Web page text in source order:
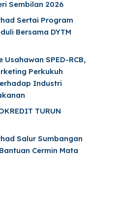
Sembilan 2026
Sertai Program
Bersama DYTM
SPED-RCB,
Perkukuh
Industri
TURUN
Salur Sumbangan
Cermin Mata